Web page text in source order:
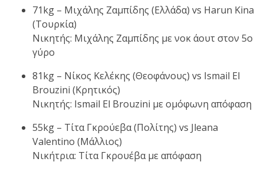
71kg – Μιχάλης Ζαμπίδης (Ελλάδα) vs Ηarun Kina
(Τουρκία)
Νικητής: Μιχάλης Ζαμπίδης με νοκ άουτ στον 5ο
γύρο
81kg – Νίκος Κελέκης (Θεοφάνους) vs Ismail El
Brouzini (Κρητικός)
Νικητής: Ismail El Brouzini με ομόφωνη απόφαση
55kg – Τίτα Γκρούεβα (Πολίτης) vs Jleana
Valentino (Μάλλιος)
Νικήτρια: Τίτα Γκρουέβα με απόφαση